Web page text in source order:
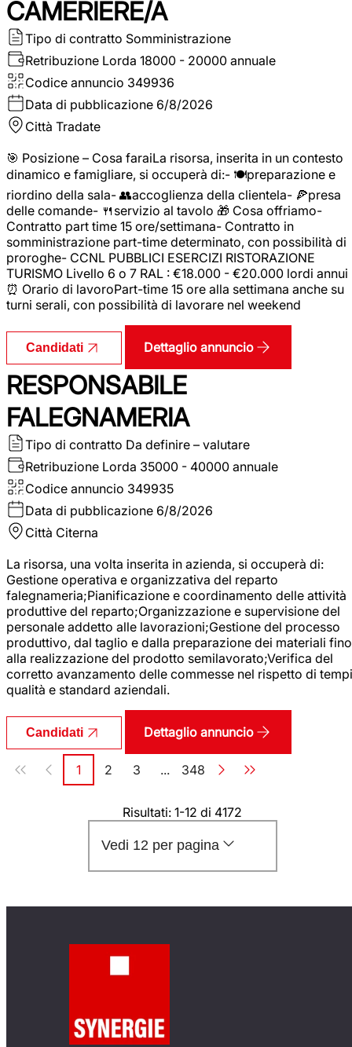
CAMERIERE/A
Tipo di contratto Somministrazione
Retribuzione Lorda 18000 - 20000 annuale
Codice annuncio 349936
Data di pubblicazione 6/8/2026
Città Tradate
🎯 Posizione – Cosa faraiLa risorsa, inserita in un contesto
dinamico e famigliare, si occuperà di:- 🍽️preparazione e
riordino della sala- 👥accoglienza della clientela- 🍕presa
delle comande- 🍴servizio al tavolo 🎁 Cosa offriamo-
Contratto part time 15 ore/settimana- Contratto in
somministrazione part-time determinato, con possibilità di
proroghe- CCNL PUBBLICI ESERCIZI RISTORAZIONE
TURISMO Livello 6 o 7 RAL : €18.000 - €20.000 lordi annui
⏰ Orario di lavoroPart-time 15 ore alla settimana anche su
turni serali, con possibilità di lavorare nel weekend
Candidati Dettaglio annuncio
RESPONSABILE
FALEGNAMERIA
Tipo di contratto Da definire – valutare
Retribuzione Lorda 35000 - 40000 annuale
Codice annuncio 349935
Data di pubblicazione 6/8/2026
Città Citerna
La risorsa, una volta inserita in azienda, si occuperà di:
Gestione operativa e organizzativa del reparto
falegnameria;Pianificazione e coordinamento delle attività
produttive del reparto;Organizzazione e supervisione del
personale addetto alle lavorazioni;Gestione del processo
produttivo, dal taglio e dalla preparazione dei materiali fino
alla realizzazione del prodotto semilavorato;Verifica del
corretto avanzamento delle commesse nel rispetto di
qualità e standard aziendali.
Candidati Dettaglio annuncio
Paginazione
Pagina
1 Pagina
2 Pagina
3 ... Pagina
348
Risultati: 1-12 di 4172
Vedi 12 per pagina